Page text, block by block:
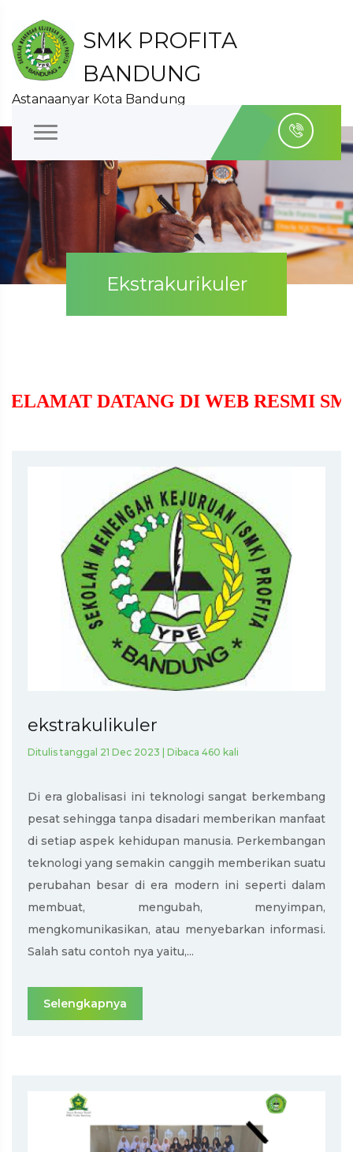
SMK PROFITA
BANDUNG
Astanaanyar Kota Bandung
Ekstrakurikuler
DI WEB RESMI SMK PROFITA
ekstrakulikuler
Ditulis tanggal 21 Dec 2023 | Dibaca 460 kali
Di era globalisasi ini teknologi sangat berkembang
pesat sehingga tanpa disadari memberikan manfaat
di setiap aspek kehidupan manusia. Perkembangan
teknologi yang semakin canggih memberikan suatu
perubahan besar di era modern ini seperti dalam
membuat, mengubah, menyimpan,
mengkomunikasikan, atau menyebarkan informasi.
Salah satu contoh nya yaitu,...
Selengkapnya